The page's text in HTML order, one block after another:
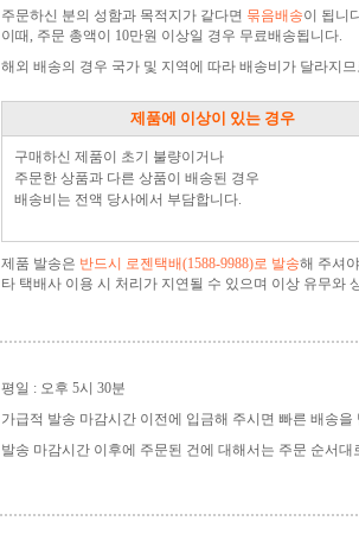
주문하신 분의 성함과 목적지가 같다면 묶음배송이 됩니
이때, 주문 총액이 10만원 이상일 경우 무료배송됩니다.
해외 배송의 경우 국가 및 지역에 따라 배송비가 달라지므
제품에 이상이 있는 경우
구매하신 제품이 초기 불량이거나
주문한 상품과 다른 상품이 배송된 경우
배송비는 전액 당사에서 부담합니다.
제품 발송은 반드시 로젠택배(1588-9988)로 발송해 주셔
타 택배사 이용 시 처리가 지연될 수 있으며 이상 유무와
평일 : 오후 5시 30분
가급적 발송 마감시간 이전에 입금해 주시면 빠른 배송을
발송 마감시간 이후에 주문된 건에 대해서는 주문 순서대